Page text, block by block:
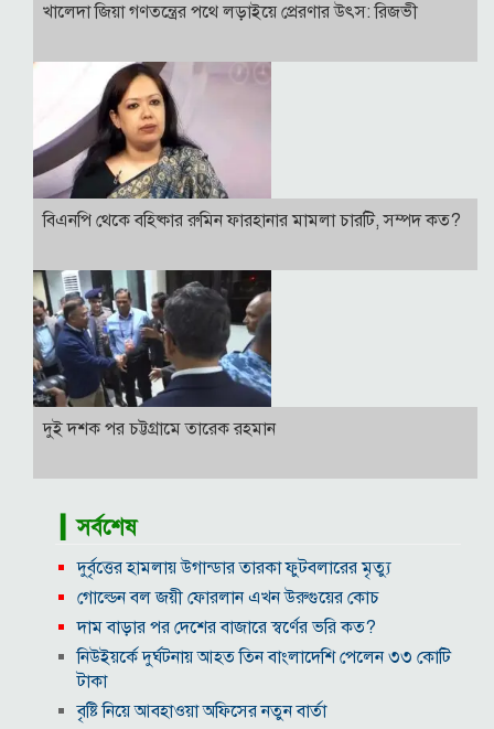
খালেদা জিয়া গণতন্ত্রের পথে লড়াইয়ে প্রেরণার উৎস: রিজভী
বিএনপি থেকে বহিষ্কার রুমিন ফারহানার মামলা চারটি, সম্পদ কত?
দুই দশক পর চট্টগ্রামে তারেক রহমান
▎সর্বশেষ
দুর্বৃত্তের হামলায় উগান্ডার তারকা ফুটবলারের মৃত্যু
গোল্ডেন বল জয়ী ফোরলান এখন উরুগুয়ের কোচ
দাম বাড়ার পর দেশের বাজারে স্বর্ণের ভরি কত?
নিউইয়র্কে দুর্ঘটনায় আহত তিন বাংলাদেশি পেলেন ৩৩ কোটি
টাকা
বৃষ্টি নিয়ে আবহাওয়া অফিসের নতুন বার্তা